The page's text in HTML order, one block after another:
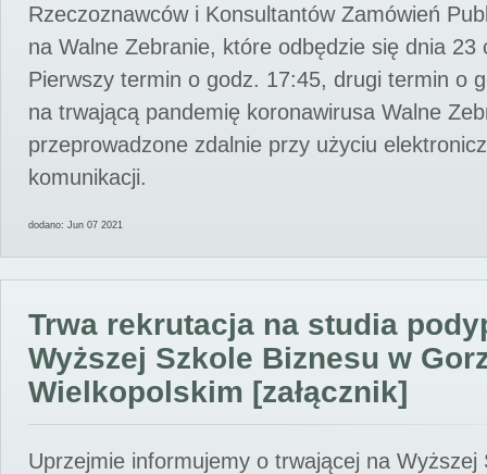
Rzeczoznawców i Konsultantów Zamówień
na Walne Zebranie, które odbędzie się dnia 23
Pierwszy termin o godz. 17:45, drugi termin o
na trwającą pandemię koronawirusa Walne
przeprowadzone zdalnie przy użyciu
komunikacji.
dodano: Jun 07 2021
Trwa rekrutacja na studia
Wyższej Szkole Biznesu w
Wielkopolskim [załącznik]
Uprzejmie informujemy o trwającej na Wyższej